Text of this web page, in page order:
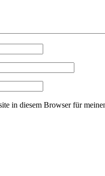
in diesem Browser für